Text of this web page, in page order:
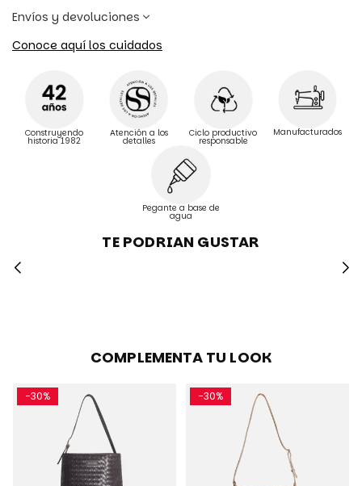
Envíos y devoluciones
Conoce aquí los cuidados
Construyendo
historia 1982
Atención a los
detalles
Ciclo productivo
responsable
Manufacturados
Pegante a base de
agua
TE PODRIAN GUSTAR
COMPLEMENTA TU LOOK
-30% -30%